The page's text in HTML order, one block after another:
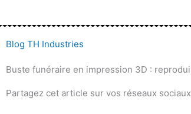
Blog TH Industries
Buste funéraire en impression 3D :
Partagez cet article sur vos réseaux